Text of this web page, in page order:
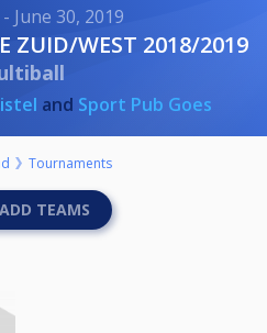
June 30, 2019
ZUID/WEST 2018/2019
and Sport Pub Goes
Tournaments
ADD TEAMS